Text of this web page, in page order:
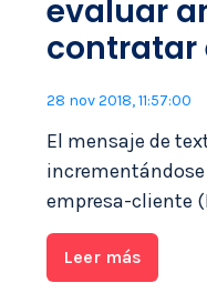
evaluar
contratar
28 nov 2018, 11:57:00
El mensaje de
empresa-cliente
Leer más